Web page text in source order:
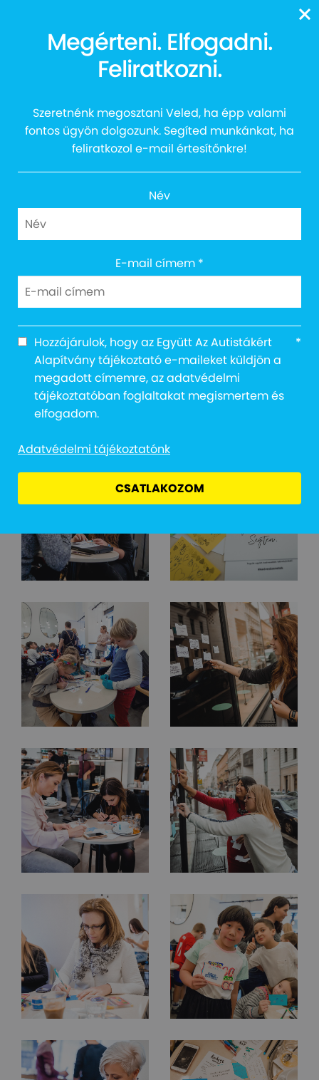
Kedves üzenetekkel az
autistákért
Megérteni. Elfogadni.
Feliratkozni.
Szeretnénk megosztani Veled, ha épp valami
fontos ügyön dolgozunk. Segíted munkánkat, ha
feliratkozol e-mail értesítőnkre!
Név
E-mail címem *
Hozzájárulok, hogy az Együtt Az Autistákért
Alapítvány tájékoztató e-maileket küldjön a
megadott címemre, az adatvédelmi
tájékoztatóban foglaltakat megismertem és
elfogadom.
*
Adatvédelmi tájékoztatónk
CSATLAKOZOM